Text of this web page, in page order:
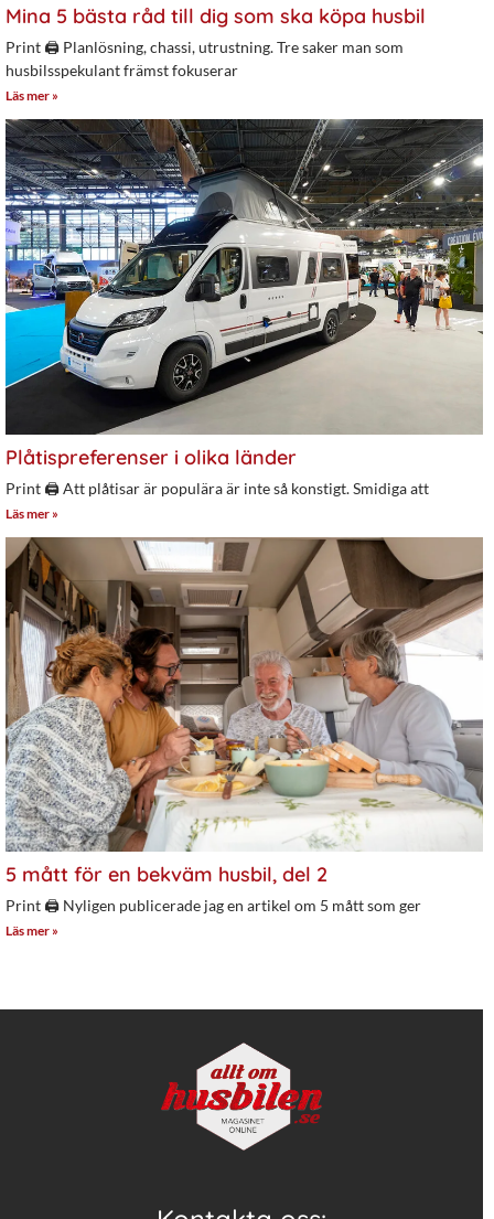
Mina 5 bästa råd till dig som ska köpa husbil
Print 🖨 Planlösning, chassi, utrustning. Tre saker man som
husbilsspekulant främst fokuserar
Läs mer »
Plåtispreferenser i olika länder
Print 🖨 Att plåtisar är populära är inte så konstigt. Smidiga att
Läs mer »
5 mått för en bekväm husbil, del 2
Print 🖨 Nyligen publicerade jag en artikel om 5 mått som ger
Läs mer »